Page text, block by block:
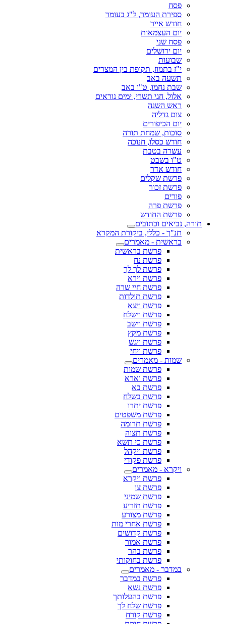
פסח
ספירת העומר, ל"ג בעומר
חודש אייר
יום העצמאות
פסח שני
יום ירושלים
שבועות
י"ז בתמוז, תקופת בין המצרים
תשעה באב
שבת נחמו, ט"ו באב
אלול, חגי תשרי, ימים נוראים
ראש השנה
צום גדליה
יום הכיפורים
סוכות, שמחת תורה
חודש כסלו, חנוכה
עשרה בטבת
ט"ו בשבט
חודש אדר
פרשת שקלים
פרשת זכור
פורים
פרשת פרה
פרשת החודש
תורה, נביאים וכתובים
תנ"ך - כללי, ביקורת המקרא
בראשית - מאמרים
פרשת בראשית
פרשת נח
פרשת לך לך
פרשת וירא
פרשת חיי שרה
פרשת תולדות
פרשת ויצא
פרשת וישלח
פרשת וישב
פרשת מקץ
פרשת ויגש
פרשת ויחי
שמות - מאמרים
פרשת שמות
פרשת וארא
פרשת בא
פרשת בשלח
פרשת יתרו
פרשת משפטים
פרשת תרומה
פרשת תצוה
פרשת כי תשא
פרשת ויקהל
פרשת פקודי
ויקרא - מאמרים
פרשת ויקרא
פרשת צו
פרשת שמיני
פרשת תזריע
פרשת מצורע
פרשת אחרי מות
פרשת קדושים
פרשת אמור
פרשת בהר
פרשת בחוקותי
במדבר - מאמרים
פרשת במדבר
פרשת נשא
פרשת בהעלותך
פרשת שלח לך
פרשת קורח